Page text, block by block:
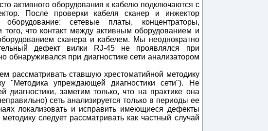
активного оборудования к кабелю подключаются с
После проверки кабеля сканер и инжектор
сетевые платы, концентраторы,
что контакт между активным оборудованием и
сканера и кабелем. Мы неоднократно
дефект вилки RJ-45 не проявлялся при
обнаруживался при диагностике сети анализатором
рассматривать ставшую хрестоматийной методику
"Методика упреждающей диагностики сети"). Не
заметим только, что на практике она
сеть анализируется только в периоды ее
локализовать и исправить имеющиеся дефекты
следует рассматривать как частный случай